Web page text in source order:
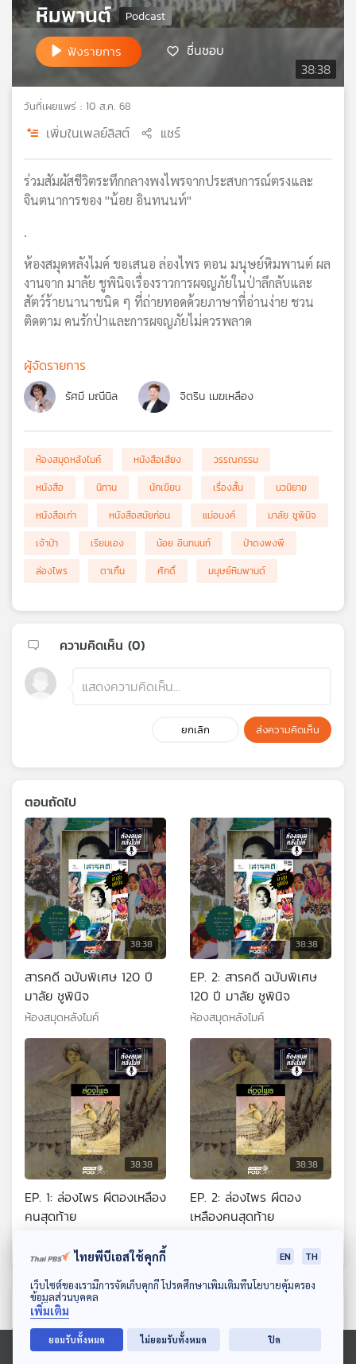
ไทย
พี
วิทยุ
ข่าย
ดาวน์โหลด Thai PBS Podcast Application
38:38
หิมพานต์
ฟังรายการ ชื่นชอบ
วันที่เผยแพร่ : 10 ส.ค. 68
เพิ่มในเพลย์ลิสต์ แชร์
ร่วมสัมผัสชีวิตระทึกกลางพงไพรจากประสบการณ์ตรงและ
จินตนาการของ "น้อย อินทนนท์"
.
ห้องสมุดหลังไมค์ ขอเสนอ ล่องไพร ตอน มนุษย์หิมพานต์ ผล
งานจาก มาลัย ชูพินิจเรื่องราวการผจญภัยในป่าลึกลับและ
สัตว์ร้ายนานาชนิด ๆ ที่ถ่ายทอดด้วยภาษาที่อ่านง่าย ชวน
ติดตาม คนรักป่าและการผจญภัยไม่ควรพลาด
ผู้จัดรายการ
รัศมี มณีนิล จิตริน เมฆเหลือง
ห้องสมุดหลังไมค์ หนังสือเสียง
วรรณกรรม
หนังสือ
นิทาน นักเขียน เรื่องสั้น
นวนิยาย
หนังสือเก่า
หนังสือสมัยก่อน แม่อนงค์
มาลัย ชูพินิจ
เจ้าป่า
เรียมเอง น้อย อินทนนท์
ป่าดงพงพี
ล่องไพร
ตาเกิ้น ศักดิ์ มนุษย์หิมพานต์
ความคิดเห็น (0)
ยกเลิก ส่งความคิดเห็น
ตอนถัดไป
38:38
สารคดี ฉบับพิเศษ 120 ปี
มาลัย ชูพินิจ
ห้องสมุดหลังไมค์
38:38
EP. 2: สารคดี ฉบับพิเศษ
120 ปี มาลัย ชูพินิจ
ห้องสมุดหลังไมค์
38:38
EP. 1: ล่องไพร ผีตองเหลือง
คนสุดท้าย
38:38
EP. 2: ล่องไพร ผีตอง
เหลืองคนสุดท้าย
ตอนที่เกี่ยวข้อง
ไทยพีบีเอสใช้คุกกี้ EN TH
เว็บไซต์ของเรามีการจัดเก็บคุกกี้ โปรดศึกษาเพิ่มเติมที่นโยบายคุ้มครอง
ข้อมูลส่วนบุคคล
เพิ่มเติม
ยอมรับทั้งหมด ไม่ยอมรับทั้งหมด ปิด